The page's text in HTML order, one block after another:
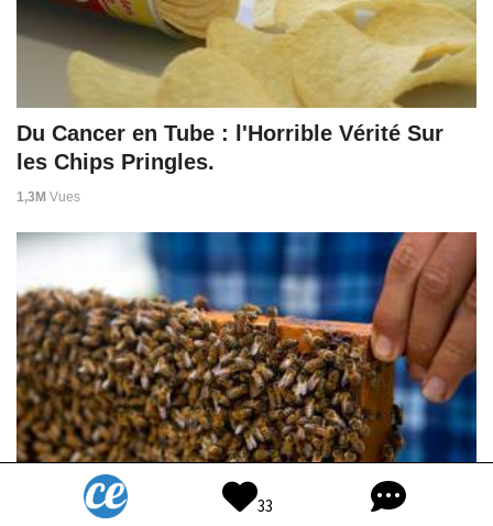
Du Cancer en Tube : l'Horrible Vérité Sur
les Chips Pringles.
1,3M Vues
À Cuba, Un Pays Sans Pesticides, les
33